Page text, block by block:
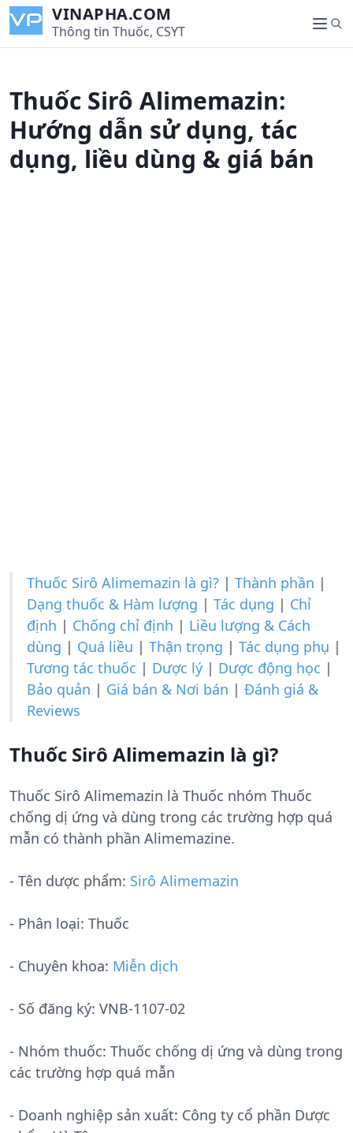
i
VINAPHA.COM
Thông tin Thuốc, CSYT
M
e
S
e
Thuốc Sirô Alimemazin:
Hướng dẫn sử dụng, tác
dụng, liều dùng & giá bán
Thuốc Sirô Alimemazin là gì? | Thành phần |
Dạng thuốc & Hàm lượng | Tác dụng | Chỉ
định | Chống chỉ định | Liều lượng & Cách
dùng | Quá liều | Thận trọng | Tác dụng phụ |
Tương tác thuốc | Dược lý | Dược động học |
Bảo quản | Giá bán & Nơi bán | Đánh giá &
Reviews
Thuốc Sirô Alimemazin là gì?
Thuốc Sirô Alimemazin là Thuốc nhóm Thuốc
chống dị ứng và dùng trong các trường hợp quá
mẫn có thành phần Alimemazine.
- Tên dược phẩm: Sirô Alimemazin
- Phân loại: Thuốc
- Chuyên khoa: Miễn dịch
- Số đăng ký: VNB-1107-02
- Nhóm thuốc: Thuốc chống dị ứng và dùng trong
các trường hợp quá mẫn
- Doanh nghiệp sản xuất: Công ty cổ phần Dược